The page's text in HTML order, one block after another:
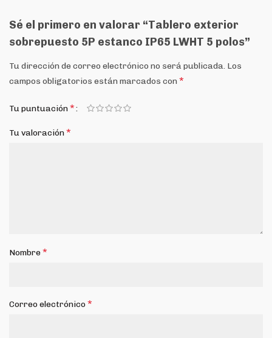
Sé el primero en valorar “Tablero exterior
sobrepuesto 5P estanco IP65 LWHT 5 polos”
Tu dirección de correo electrónico no será publicada. Los
campos obligatorios están marcados con *
Tu puntuación*
Tu valoración*
Nombre*
Correo electrónico*